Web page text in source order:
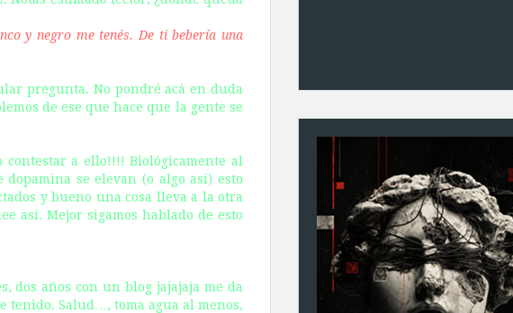
y negro me tenés. De ti bebería una
pregunta. No pondré acá en duda
de ese que hace que la gente se
contestar a ello!!!! Biológicamente al
dopamina se elevan (o algo así) esto
y bueno una cosa lleva a la otra
así. Mejor sigamos hablado de esto
dos años con un blog jajajaja me da
tenido. Salud…, toma agua al menos,